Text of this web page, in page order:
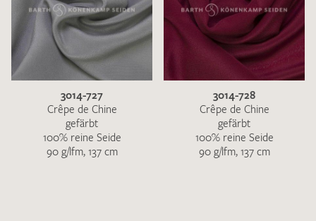
3014-727
Crêpe de Chine
gefärbt
100% reine Seide
90 g/lfm, 137 cm
3014-728
Crêpe de Chine
gefärbt
100% reine Seide
90 g/lfm, 137 cm